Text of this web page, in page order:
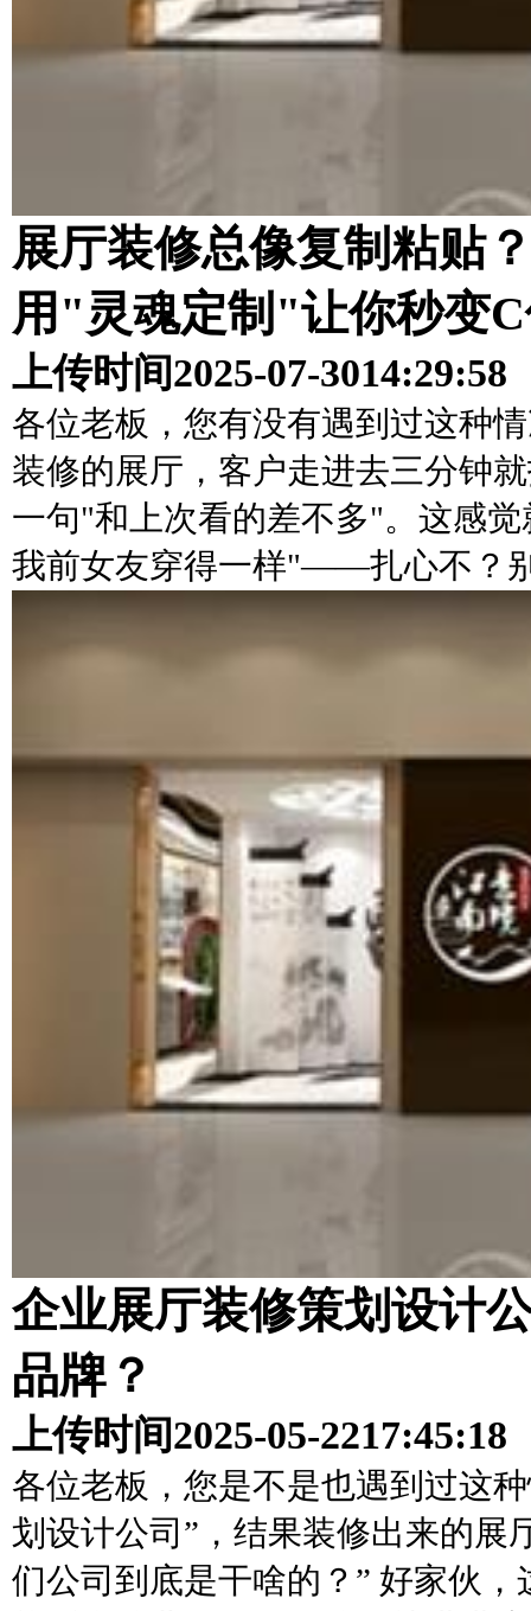
展厅装修总像复制粘贴
用"灵魂定制"让你秒变
上传时间2025-07-3014:29:58
各位老板，您有没有遇到过这种
装修的展厅，客户走进去三分钟
一句"和上次看的差不多"。这感
我前女友穿得一样"——扎心不？
企业展厅装修策划设计
品牌？
上传时间2025-05-2217:45:18
各位老板，您是不是也遇到过这
划设计公司”，结果装修出来的展
们公司到底是干啥的？” 好家伙